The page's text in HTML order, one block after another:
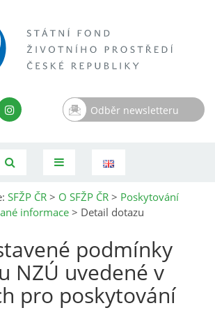
Odběr newsletteru
SFŽP ČR > O SFŽP ČR > Poskytování
informace> Detail dotazu
podmínky
NZÚ uvedené v
pro poskytování